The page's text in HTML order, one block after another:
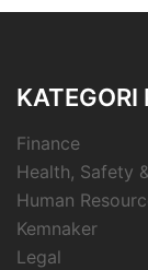
KATEGORI
Finance
Health, Safety
Human
Kemnaker
Legal